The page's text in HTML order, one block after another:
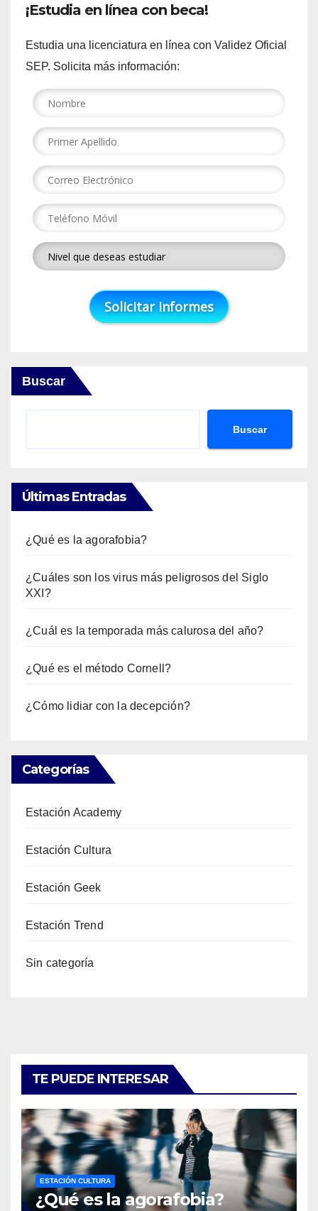
¡Estudia en línea con beca!
Estudia una licenciatura en línea con Validez Oficial
SEP. Solicita más información:
Buscar
Buscar
Últimas Entradas
¿Qué es la agorafobia?
¿Cuáles son los virus más peligrosos del Siglo
XXI?
¿Cuál es la temporada más calurosa del año?
¿Qué es el método Cornell?
¿Cómo lidiar con la decepción?
Categorías
Estación Academy
Estación Cultura
Estación Geek
Estación Trend
Sin categoría
TE PUEDE INTERESAR
ESTACIÓN CULTURA
¿Qué es la agorafobia?